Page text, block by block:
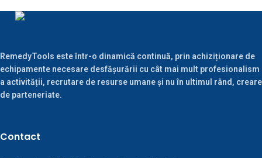
RemedyTools este într-o dinamică continuă, prin achiziționare de
echipamente necesare desfășurării cu cât mai mult profesionalism
a activității, recrutare de resurse umane și nu în ultimul rând, creare
de parteneriate.
Contact